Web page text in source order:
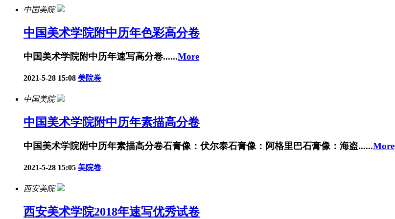
中国美院
中国美术学院附中历年色彩高分卷
中国美术学院附中历年速写高分卷......More
2021-5-28 15:08 美院卷
中国美院
中国美术学院附中历年素描高分卷
中国美术学院附中历年素描高分卷石膏像：伏尔泰石膏像：阿格里巴石膏像：海盗......More
2021-5-28 15:05 美院卷
西安美院
西安美术学院2018年速写优秀试卷